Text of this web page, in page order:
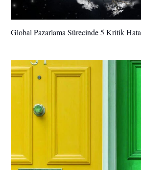
Global Pazarlama Sürecinde 5 Kritik Hata